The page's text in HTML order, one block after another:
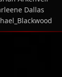
Dallas